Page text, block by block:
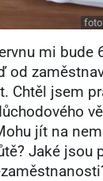
mi bude
od
Chtěl jsem
jít na
Jaké jsou